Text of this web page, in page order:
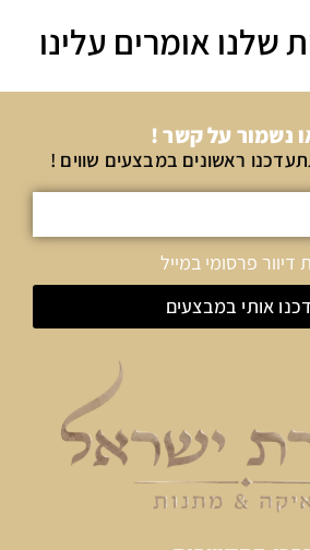
שלנו אומרים עלינו
נשמור על קשר !
ראשונים במבצעים שווים !
פרסומי במייל
אותי במבצעים